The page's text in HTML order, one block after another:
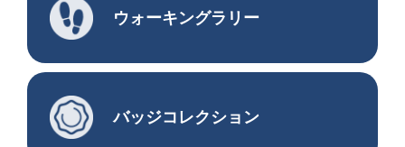
ウォーキングラリー
バッジコレクション